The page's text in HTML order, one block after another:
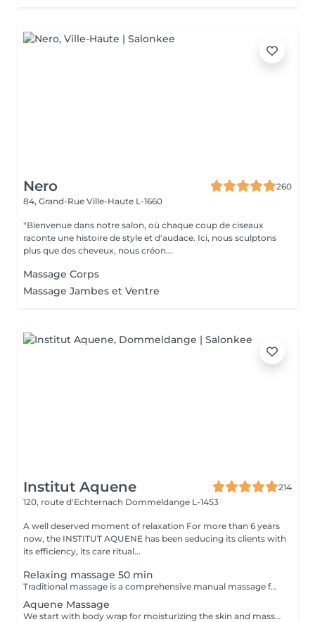
Nero
260
84, Grand-Rue Ville-Haute L-1660
"Bienvenue dans notre salon, où chaque coup de ciseaux
raconte une histoire de style et d'audace. Ici, nous sculptons
plus que des cheveux, nous créon...
Massage Corps
Massage Jambes et Ventre
Institut Aquene
214
120, route d'Echternach Dommeldange L-1453
A well deserved moment of relaxation For more than 6 years
now, the INSTITUT AQUENE has been seducing its clients with
its efficiency, its care ritual...
Relaxing massage 50 min
Traditional massage is a comprehensive manual massage for complete relaxation of the body. This is a unique massage that is created from several techniques for those seeking a simple, effective massage and quickly bringing comfort, relaxation and well-being.
Aquene Massage
We start with body wrap for moisturizing the skin and massage (like relaxing massage)